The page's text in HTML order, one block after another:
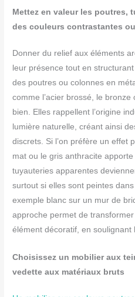
Mettez en valeur les poutres,
des couleurs contrastantes
Donner du relief aux éléments
leur présence tout en
des poutres ou colonnes en
comme l’acier brossé, le
bien. Elles rappellent l’origine
lumière naturelle, créant ainsi
discrets. Si l’on préfère un effet
mat ou le gris anthracite
tuyauteries apparentes
surtout si elles sont peintes
exemple blanc sur un mur de
approche permet de
élément décoratif, en soulignant
Choisissez un mobilier aux
vedette aux matériaux bruts